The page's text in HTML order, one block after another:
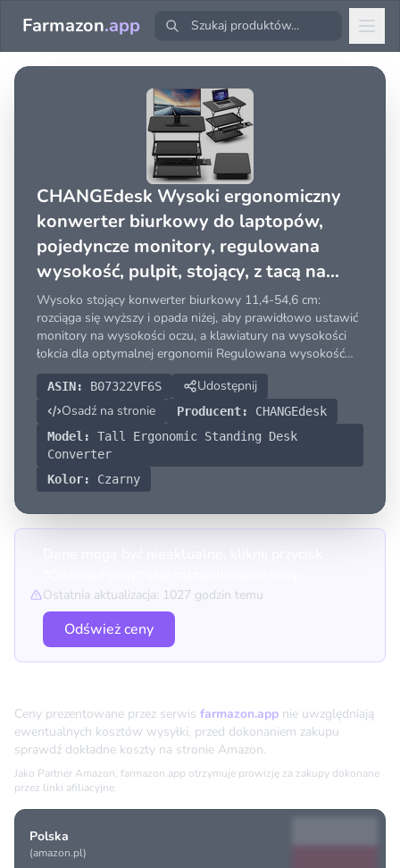
Farmazon.app
CHANGEdesk Wysoki ergonomiczny
konwerter biurkowy do laptopów,
pojedyncze monitory, regulowana
wysokość, pulpit, stojący, z tacą na
klawiaturę, niedroga, kompaktowa,
mała stacja robocza, czarny
Wysoko stojący konwerter biurkowy 11,4-54,6 cm:
rozciąga się wyższy i opada niżej, aby prawidłowo ustawić
monitory na wysokości oczu, a klawiatury na wysokości
łokcia dla optymalnej ergonomii Regulowana wysokość
klawiatury: zmieniaj wysokość klawiatury niezależnie od
wysokości monitora; klawiatura porusza się proporcjo
ASIN: B07322VF6S
Udostępnij
Osadź na stronie
Producent:
CHANGEdesk
Model:
Tall Ergonomic Standing Desk
Converter
Kolor:
Czarny
Ostatnia aktualizacja: 1027 godzin temu
Odśwież ceny
Ceny prezentowane przez serwis farmazon.app nie uwzględniają
ewentualnych kosztów wysyłki, przed dokonaniem zakupu
sprawdź dokładne koszty na stronie Amazon.
Jako Partner Amazon, farmazon.app otrzymuje prowizję za zakupy dokonane
przez linki afiliacyjne.
Polska
(amazon.pl)